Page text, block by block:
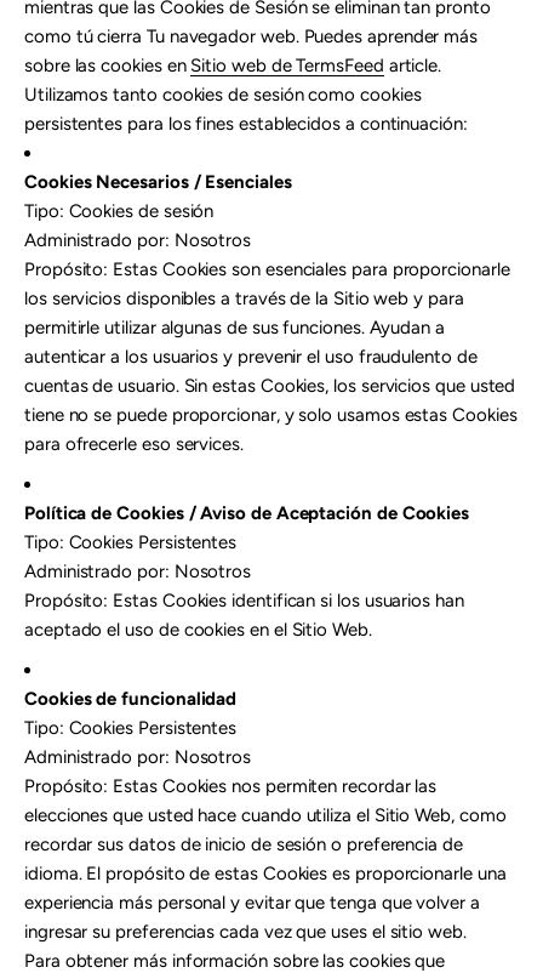
mientras que las Cookies de Sesión se eliminan tan pronto
como tú cierra Tu navegador web. Puedes aprender más
sobre las cookies en Sitio web de TermsFeed article.
Utilizamos tanto cookies de sesión como cookies
persistentes para los fines establecidos a continuación:
Cookies Necesarios / Esenciales
Tipo: Cookies de sesión
Administrado por: Nosotros
Propósito: Estas Cookies son esenciales para proporcionarle
los servicios disponibles a través de la Sitio web y para
permitirle utilizar algunas de sus funciones. Ayudan a
autenticar a los usuarios y prevenir el uso fraudulento de
cuentas de usuario. Sin estas Cookies, los servicios que usted
tiene no se puede proporcionar, y solo usamos estas Cookies
para ofrecerle eso services.
Política de Cookies / Aviso de Aceptación de Cookies
Tipo: Cookies Persistentes
Administrado por: Nosotros
Propósito: Estas Cookies identifican si los usuarios han
aceptado el uso de cookies en el Sitio Web.
Cookies de funcionalidad
Tipo: Cookies Persistentes
Administrado por: Nosotros
Propósito: Estas Cookies nos permiten recordar las
elecciones que usted hace cuando utiliza el Sitio Web, como
recordar sus datos de inicio de sesión o preferencia de
idioma. El propósito de estas Cookies es proporcionarle una
experiencia más personal y evitar que tenga que volver a
ingresar su preferencias cada vez que uses el sitio web.
Para obtener más información sobre las cookies que